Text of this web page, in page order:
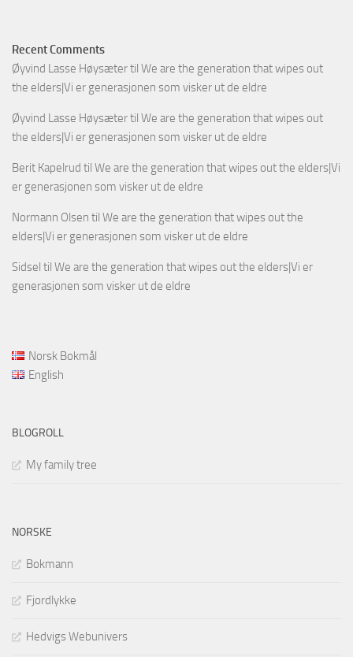
Recent Comments
Øyvind Lasse Høysætertil We are the generation that wipes out
the elders|Vi er generasjonen som visker ut de eldre
Øyvind Lasse Høysætertil We are the generation that wipes out
the elders|Vi er generasjonen som visker ut de eldre
Berit Kapelrud til We are the generation that wipes out the elders|Vi
er generasjonen som visker ut de eldre
Normann Olsen til We are the generation that wipes out the
elders|Vi er generasjonen som visker ut de eldre
Sidsel til We are the generation that wipes out the elders|Vi er
generasjonen som visker ut de eldre
Norsk Bokmål
English
BLOGROLL
My family tree
NORSKE
Bokmann
Fjordlykke
Hedvigs Webunivers